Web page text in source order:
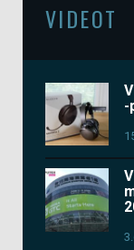
VIDEOT
-